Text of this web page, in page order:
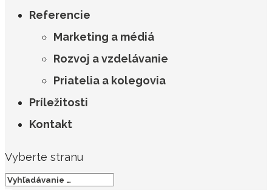
Referencie
Marketing a médiá
Rozvoj a vzdelávanie
Priatelia a kolegovia
Príležitosti
Kontakt
Vyberte stranu